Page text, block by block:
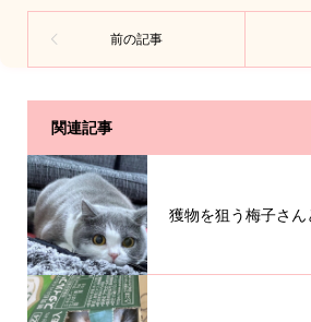
関連記事
獲物を狙う梅子さん